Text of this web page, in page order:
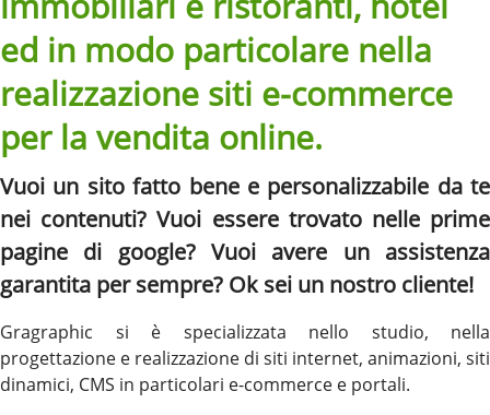
ed in modo particolare nella
realizzazione siti e-commerce
per la vendita online.
Vuoi un sito fatto bene e personalizzabile da te
nei contenuti? Vuoi essere trovato nelle prime
pagine di google? Vuoi avere un assistenza
garantita per sempre? Ok sei un nostro cliente!
Gragraphic si è specializzata nello studio, nella
progettazione e realizzazione di siti internet, animazioni, siti
dinamici, CMS in particolari e-commerce e portali.